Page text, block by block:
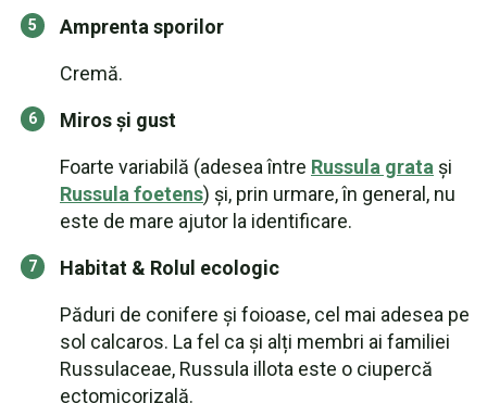
Amprenta sporilor
Cremă.
Miros și gust
Foarte variabilă (adesea între Russula grata și
Russula foetens) și, prin urmare, în general, nu
este de mare ajutor la identificare.
Habitat & Rolul ecologic
Păduri de conifere și foioase, cel mai adesea pe
sol calcaros. La fel ca și alți membri ai familiei
Russulaceae, Russula illota este o ciupercă
ectomicorizală.